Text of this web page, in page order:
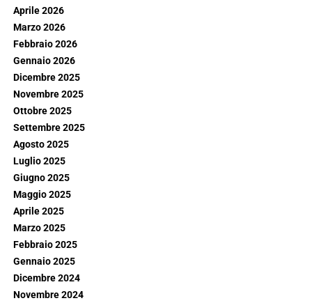
Aprile 2026
Marzo 2026
Febbraio 2026
Gennaio 2026
Dicembre 2025
Novembre 2025
Ottobre 2025
Settembre 2025
Agosto 2025
Luglio 2025
Giugno 2025
Maggio 2025
Aprile 2025
Marzo 2025
Febbraio 2025
Gennaio 2025
Dicembre 2024
Novembre 2024